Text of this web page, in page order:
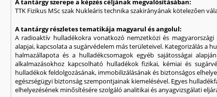
TTK Fizikus MSc szak Nukleáris technika szakirányának kötelezően
A tantárgy részletes tematikája magyarul és angolul:
A radioaktív hulladékokra vonatkozó nemzetközi és
alapjai, kapcsolata a sugárvédelem más területeivel. Kategorizálás a
halmazállapota és a hulladékcsomagok egyéb sajátosságai
alkalmazásokhoz kapcsolható hulladékok fizikai, kémiai és
hulladékok feldolgozásának, immobilizálásának és biztonságos
egészségügyi biztonság szempontjainak kiemelésével. Egyes
elhelyezésének minősítésére szolgáló analitikai és anyagvizsgálati